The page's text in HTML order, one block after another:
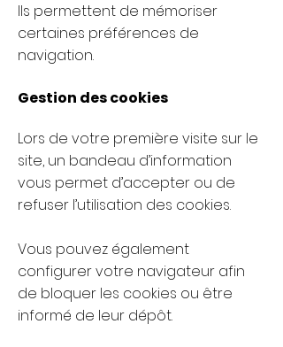
Ils permettent de mémoriser
certaines préférences de
navigation.
Gestion des cookies
Lors de votre première visite sur le
site, un bandeau d’information
vous permet d’accepter ou de
refuser l’utilisation des cookies.
Vous pouvez également
configurer votre navigateur afin
de bloquer les cookies ou être
informé de leur dépôt.